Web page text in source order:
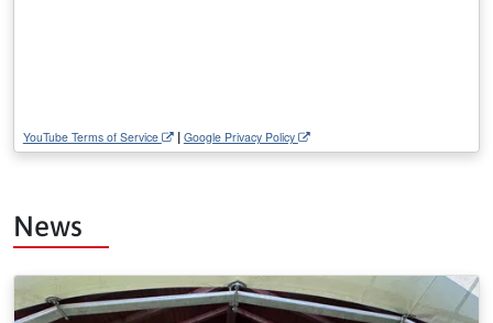
YouTube Terms of Service | Google Privacy Policy
News